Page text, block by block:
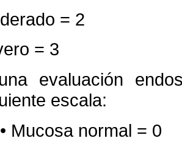
= 2
= 3
evaluación
escala:
• Mucosa normal = 0